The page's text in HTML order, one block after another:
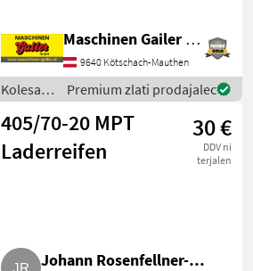
Drugi, Konstrukcijska
forma: Diagonala
pnevmatike, Premer obroč
Maschinen Gailer GmbH
9640 Kötschach-Mauthen
Kolesa,
platišča
in
pnevmatike
/ Mitas
Premium zlati prodajalec
405/70-20 MPT
Laderreifen
30 €
DDV ni
terjalen
Johann Rosenfellner-